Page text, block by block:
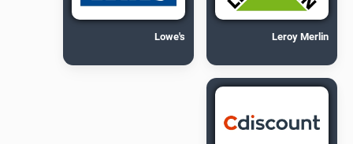
Leroy Merlin
Lowe's